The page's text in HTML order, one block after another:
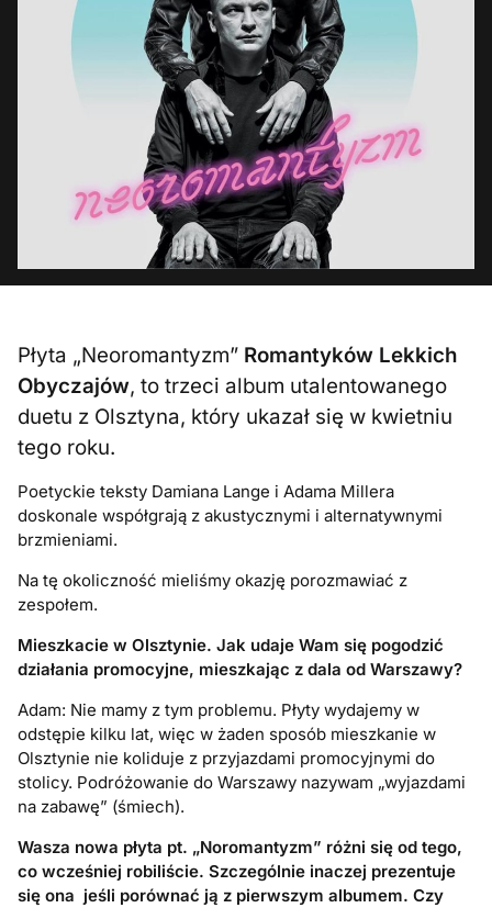
Płyta „Neoromantyzm” Romantyków Lekkich
Obyczajów, to trzeci album utalentowanego
duetu z Olsztyna, który ukazał się w kwietniu
tego roku.
Poetyckie teksty Damiana Lange i Adama Millera
doskonale współgrają z akustycznymi i alternatywnymi
brzmieniami.
Na tę okoliczność mieliśmy okazję porozmawiać z
zespołem.
Mieszkacie w Olsztynie. Jak udaje Wam się pogodzić
działania promocyjne, mieszkając z dala od Warszawy?
Adam: Nie mamy z tym problemu. Płyty wydajemy w
odstępie kilku lat, więc w żaden sposób mieszkanie w
Olsztynie nie koliduje z przyjazdami promocyjnymi do
stolicy. Podróżowanie do Warszawy nazywam „wyjazdami
na zabawę” (śmiech).
Wasza nowa płyta pt. „Noromantyzm” różni się od tego,
co wcześniej robiliście. Szczególnie inaczej prezentuje
się ona jeśli porównać ją z pierwszym albumem. Czy